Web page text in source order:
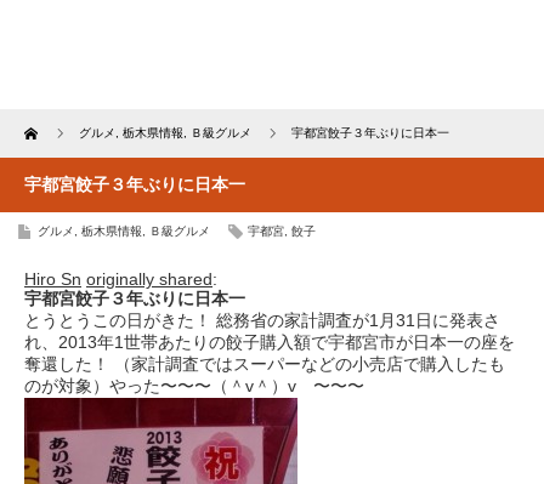
Home グルメ 栃木県情報 Ｂ級グルメ 宇都宮餃子３年ぶりに日本一
宇都宮餃子３年ぶりに日本一
グルメ 栃木県情報 Ｂ級グルメ 宇都宮 餃子
Hiro Sn originally shared:
宇都宮餃子３年ぶりに日本一
とうとうこの日がきた！ 総務省の家計調査が1月31日に発表さ
れ、2013年1世帯あたりの餃子購入額で宇都宮市が日本一の座を
奪還した！ （家計調査ではスーパーなどの小売店で購入したも
のが対象）やった〜〜〜（＾v＾）v 〜〜〜